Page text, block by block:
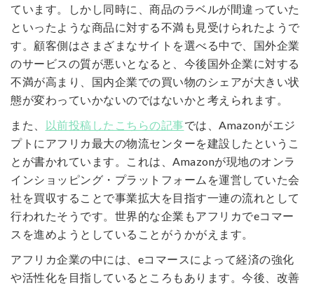
ています。しかし同時に、商品のラベルが間違っていた
といったような商品に対する不満も見受けられたようで
す。顧客側はさまざまなサイトを選べる中で、国外企業
のサービスの質が悪いとなると、今後国外企業に対する
不満が高まり、国内企業での買い物のシェアが大きい状
態が変わっていかないのではないかと考えられます。
また、 以前投稿したこちらの記事では、Amazonがエジ
プトにアフリカ最大の物流センターを建設したというこ
とが書かれています。これは、Amazonが現地のオンラ
インショッピング・プラットフォームを運営していた会
社を買収することで事業拡大を目指す一連の流れとして
行われたそうです。世界的な企業もアフリカでeコマー
スを進めようとしていることがうかがえます。
アフリカ企業の中には、eコマースによって経済の強化
や活性化を目指しているところもあります。今後、改善